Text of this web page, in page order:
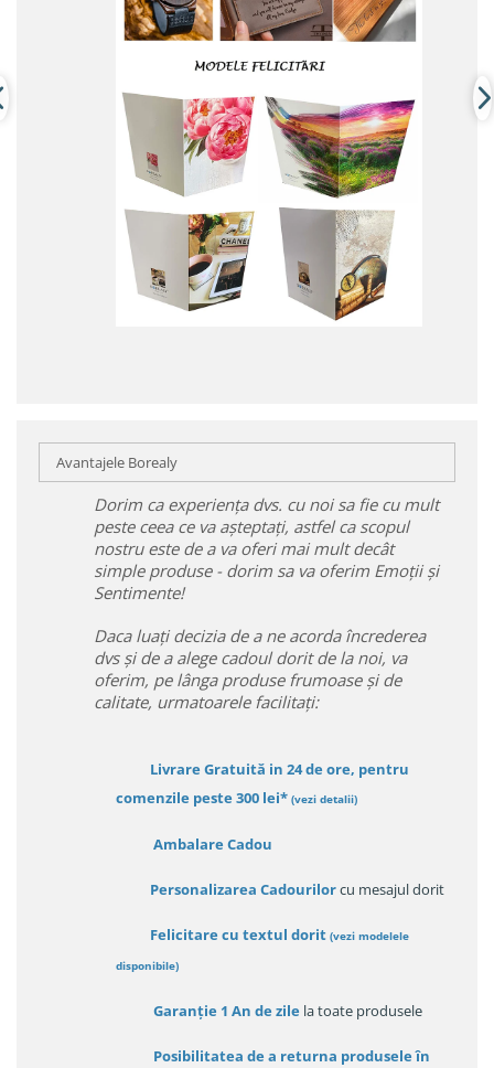
Avantajele Borealy
Dorim ca experiența dvs. cu noi sa fie cu mult
peste ceea ce va așteptați, astfel ca scopul
nostru este de a va oferi mai mult decât
simple produse - dorim sa va oferim Emoții și
Sentimente!
Daca luați decizia de a ne acorda încrederea
dvs și de a alege cadoul dorit de la noi, va
oferim, pe lânga produse frumoase și de
calitate, urmatoarele facilitați:
Livrare Gratuită in 24 de ore, pentru
comenzile peste 300 lei* (vezi detalii)
Ambalare Cadou
Personalizarea Cadourilorcu mesajul dorit
Felicitare cu textul dorit (vezi modelele
disponibile)
Garanție 1 An de zile la toate produsele
Posibilitatea de a returna produsele în